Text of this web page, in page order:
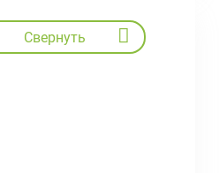
Свернуть